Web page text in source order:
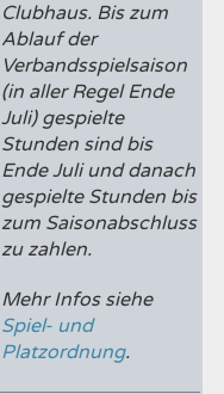
Clubhaus. Bis zum
Ablauf der
Verbandsspielsaison
(in aller Regel Ende
Juli) gespielte
Stunden sind bis
Ende Juli und danach
gespielte Stunden bis
zum Saisonabschluss
zu zahlen.
Mehr Infos siehe
Spiel- und
Platzordnung.